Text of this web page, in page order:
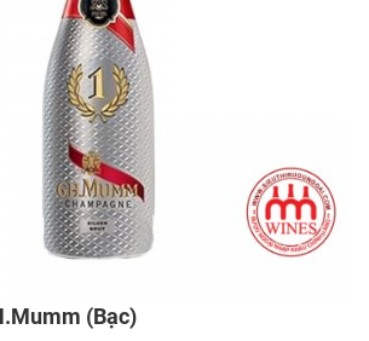
(Bạc)